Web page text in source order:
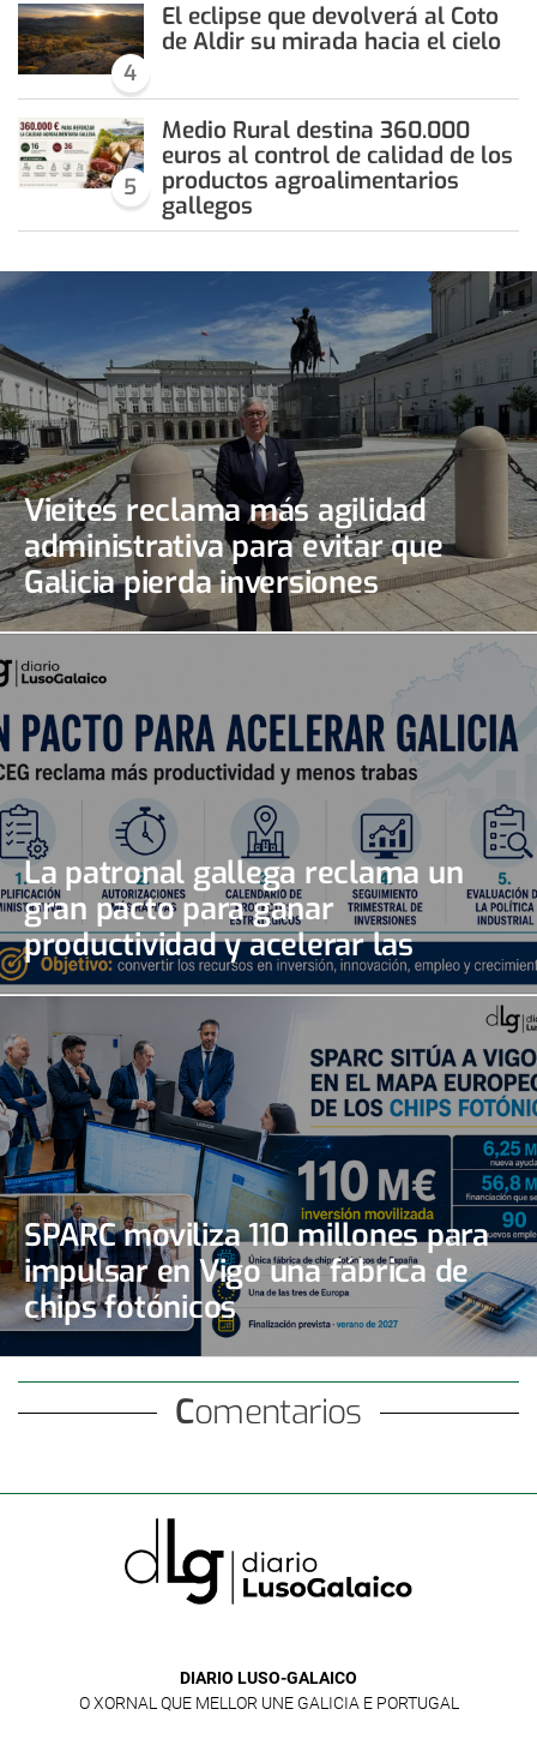
4
El eclipse que devolverá al Coto
de Aldir su mirada hacia el cielo
5
Medio Rural destina 360.000
euros al control de calidad de los
productos agroalimentarios
gallegos
Vieites reclama más agilidad
administrativa para evitar que
Galicia pierda inversiones
La patronal gallega reclama un
gran pacto para ganar
productividad y acelerar las
inversiones
SPARC moviliza 110 millones para
impulsar en Vigo una fábrica de
chips fotónicos
Comentarios
DIARIO LUSO-GALAICO
O XORNAL QUE MELLOR UNE GALICIA E PORTUGAL